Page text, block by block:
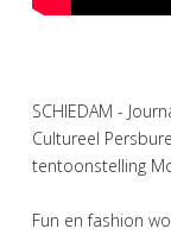
SCHIEDAM -
Cultureel
tentoonstelling
Fun en fashion